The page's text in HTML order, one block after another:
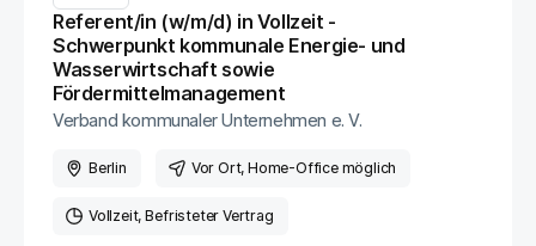
Referent/in (w/m/d) in Vollzeit -
Schwerpunkt kommunale Energie- und
Wasserwirtschaft sowie
Fördermittelmanagement
Verband kommunaler Unternehmen e. V.
Berlin Vor Ort, Home-Office möglich
Vollzeit Befristeter Vertrag